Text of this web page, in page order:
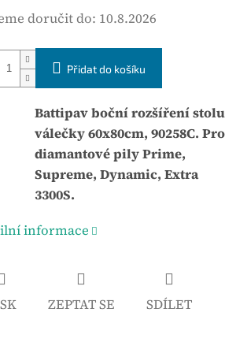
doručit do: 10.8.2026
Přidat do košíku
Battipav boční rozšíření
válečky 60x80cm, 90258C. Pro
diamantové pily Prime,
Supreme, Dynamic, Extra
3300S.
informace
ZEPTAT SE SDÍLET